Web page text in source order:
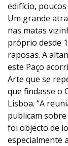
edifício,
Um grande
nas matas
próprio desde
raposas. A
este Paço
Arte que se
que findasse o
Lisboa. “A
publicam
foi objecto de
especialmente